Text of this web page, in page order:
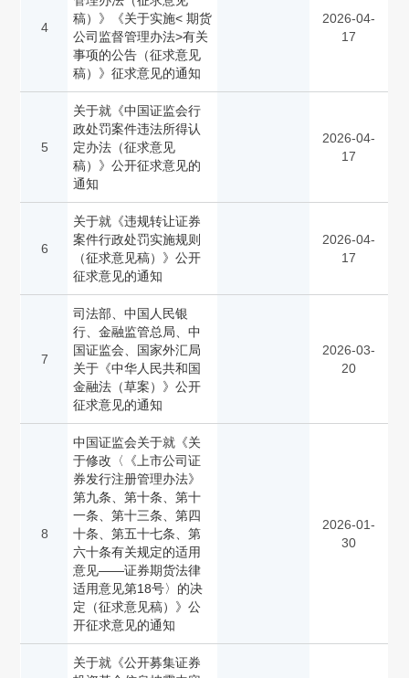
4
稿）》《关于实施< 期货
公司监督管理办法>有关
事项的公告（征求意见
稿）》征求意见的通知
2026-04-
17
5
关于就《中国证监会行
政处罚案件违法所得认
定办法（征求意见
稿）》公开征求意见的
通知
2026-04-
17
6
关于就《违规转让证券
案件行政处罚实施规则
（征求意见稿）》公开
征求意见的通知
2026-04-
17
7
司法部、中国人民银
行、金融监管总局、中
国证监会、国家外汇局
关于《中华人民共和国
金融法（草案）》公开
征求意见的通知
2026-03-
20
8
中国证监会关于就《关
于修改〈《上市公司证
券发行注册管理办法》
第九条、第十条、第十
一条、第十三条、第四
十条、第五十七条、第
六十条有关规定的适用
意见——证券期货法律
适用意见第18号〉的决
定（征求意见稿）》公
开征求意见的通知
2026-01-
30
关于就《公开募集证券